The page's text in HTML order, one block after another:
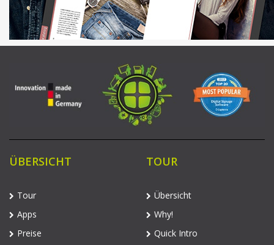
ÜBERSICHT
Tour
Apps
Preise
TOUR
Übersicht
Why!
Quick Intro